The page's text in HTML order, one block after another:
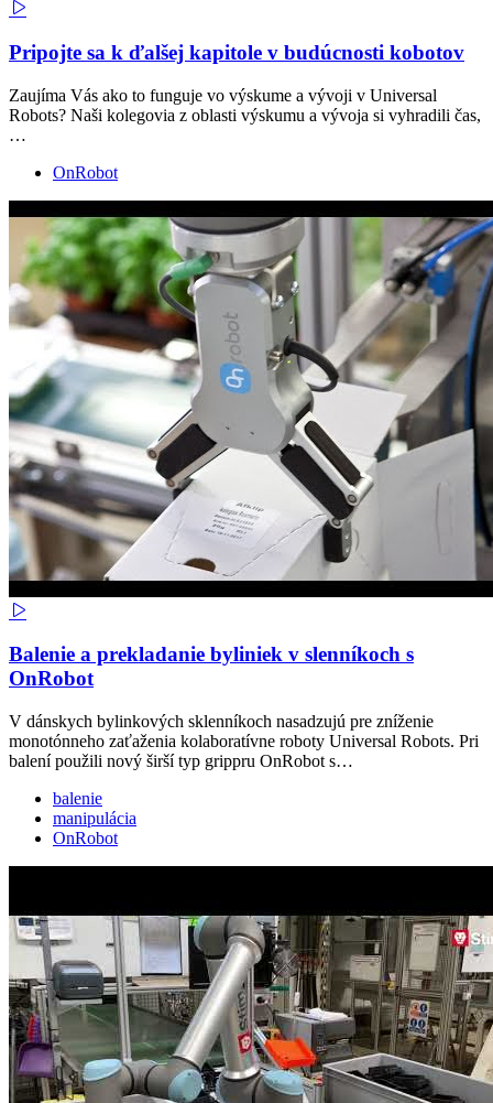
Pripojte sa k ďalšej kapitole v budúcnosti kobotov
Zaujíma Vás ako to funguje vo výskume a vývoji v Universal
Robots? Naši kolegovia z oblasti výskumu a vývoja si vyhradili čas,
…
OnRobot
Balenie a prekladanie byliniek v slenníkoch s
OnRobot
V dánskych bylinkových sklenníkoch nasadzujú pre zníženie
monotónneho zaťaženia kolaboratívne roboty Universal Robots. Pri
balení použili nový širší typ grippru OnRobot s…
balenie
manipulácia
OnRobot